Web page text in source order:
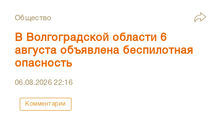
Общество
В Волгоградской области 6
августа объявлена беспилотная
опасность
06.08.202622:16
Комментарии